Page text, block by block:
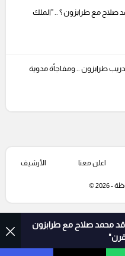
صلاح مع طرابزون ؟ .. "الملك
طرابزون .. ومفاجأة مدوية
محمد صلاح مع طرابزون
اعلن معنا الأرشيف
©